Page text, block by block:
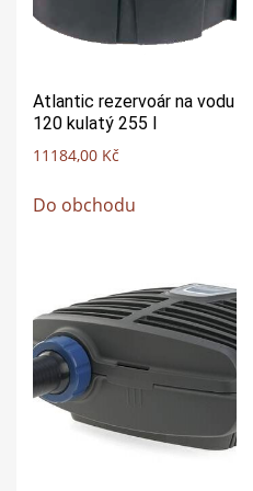
Atlantic rezervoár na vodu
120 kulatý 255 l
11184,00 Kč
Do obchodu